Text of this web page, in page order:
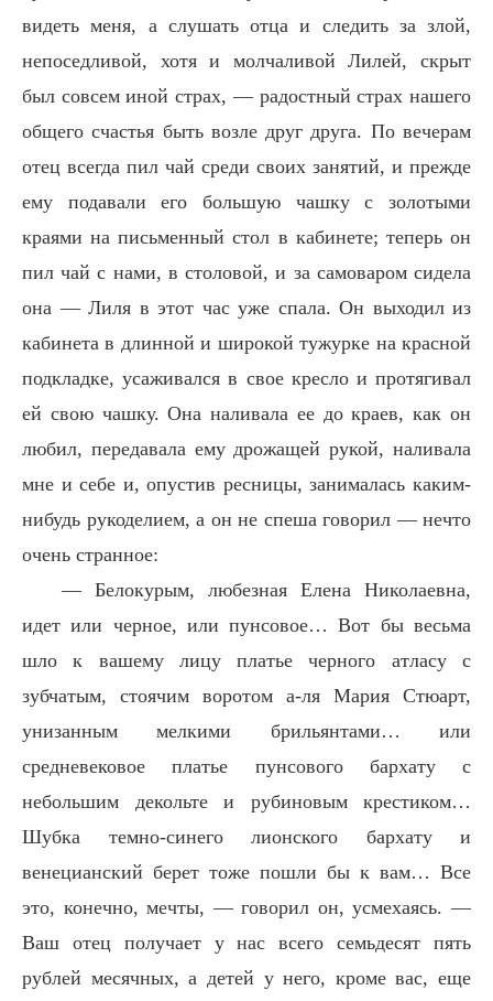
видеть меня, а слушать отца и следить за злой,
непоседливой, хотя и молчаливой Лилей, скрыт
был совсем иной страх, — радостный страх нашего
общего счастья быть возле друг друга. По вечерам
отец всегда пил чай среди своих занятий, и прежде
ему подавали его большую чашку с золотыми
краями на письменный стол в кабинете; теперь он
пил чай с нами, в столовой, и за самоваром сидела
она — Лиля в этот час уже спала. Он выходил из
кабинета в длинной и широкой тужурке на красной
подкладке, усаживался в свое кресло и протягивал
ей свою чашку. Она наливала ее до краев, как он
любил, передавала ему дрожащей рукой, наливала
мне и себе и, опустив ресницы, занималась каким-
нибудь рукоделием, а он не спеша говорил — нечто
очень странное:
— Белокурым, любезная Елена Николаевна,
идет или черное, или пунсовое… Вот бы весьма
шло к вашему лицу платье черного атласу с
зубчатым, стоячим воротом а-ля Мария Стюарт,
унизанным мелкими брильянтами… или
средневековое платье пунсового бархату с
небольшим декольте и рубиновым крестиком…
Шубка темно-синего лионского бархату и
венецианский берет тоже пошли бы к вам… Все
это, конечно, мечты, — говорил он, усмехаясь. —
Ваш отец получает у нас всего семьдесят пять
рублей месячных, а детей у него, кроме вас, еще